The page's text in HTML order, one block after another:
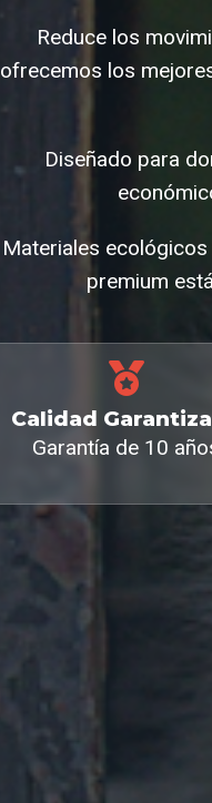
Reduce los
ofrecemos los
Diseñado para
Materiales
premium
Calidad
Garantía de 10